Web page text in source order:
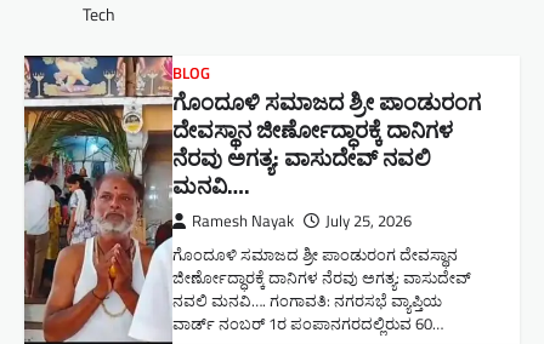
Tech
BLOG
ಗೊಂದೂಳಿ ಸಮಾಜದ ಶ್ರೀ ಪಾಂಡುರಂಗ
ದೇವಸ್ಥಾನ ಜೀರ್ಣೋದ್ಧಾರಕ್ಕೆ ದಾನಿಗಳ
ನೆರವು ಅಗತ್ಯ: ವಾಸುದೇವ್ ನವಲಿ
ಮನವಿ​….
Ramesh Nayak July 25, 2026
ಗೊಂದೂಳಿ ಸಮಾಜದ ಶ್ರೀ ಪಾಂಡುರಂಗ ದೇವಸ್ಥಾನ
ಜೀರ್ಣೋದ್ಧಾರಕ್ಕೆ ದಾನಿಗಳ ನೆರವು ಅಗತ್ಯ: ವಾಸುದೇವ್
ನವಲಿ ಮನವಿ​…. ಗಂಗಾವತಿ: ​ನಗರಸಭೆ ವ್ಯಾಪ್ತಿಯ
ವಾರ್ಡ್ ನಂಬರ್ 1ರ ಪಂಪಾನಗರದಲ್ಲಿರುವ 60…